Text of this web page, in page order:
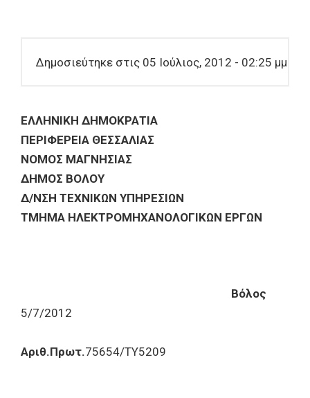
Δημοσιεύτηκε στις 05 Ιούλιος, 2012 - 02:25 μμ
ΕΛΛΗΝΙΚΗ ΔΗΜΟΚΡΑΤΙΑ
ΠΕΡΙΦΕΡΕΙΑ ΘΕΣΣΑΛΙΑΣ
ΝΟΜΟΣ ΜΑΓΝΗΣΙΑΣ
ΔΗΜΟΣ ΒΟΛΟΥ
Δ/ΝΣΗ ΤΕΧΝΙΚΩΝ ΥΠΗΡΕΣΙΩΝ
ΤΜΗΜΑ ΗΛΕΚΤΡΟΜΗΧΑΝΟΛΟΓΙΚΩΝ ΕΡΓΩΝ
Βόλος
5/7/2012
Αριθ.Πρωτ.75654/ΤΥ5209